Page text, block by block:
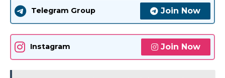
Telegram Group Join Now
Instagram Join Now